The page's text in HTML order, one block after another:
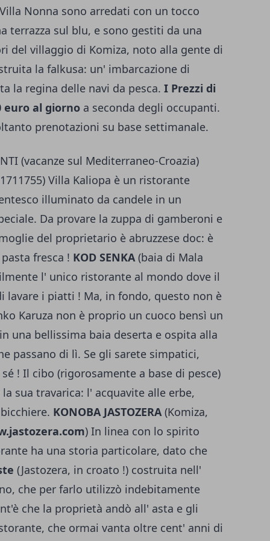
Nonna sono arredati con un tocco
terrazza sul blu, e sono gestiti da una
del villaggio di Komiza, noto alla gente di
la falkusa: un' imbarcazione di
la regina delle navi da pesca. I Prezzi di
euro al giorno a seconda degli occupanti.
prenotazioni su base settimanale.
(vacanze sul Mediterraneo-Croazia)
Villa Kaliopa è un ristorante
illuminato da candele in un
Da provare la zuppa di gamberoni e
del proprietario è abruzzese doc: è
fresca ! KOD SENKA(baia di Mala
l' unico ristorante al mondo dove il
lavare i piatti ! Ma, in fondo, questo non è
Karuza non è proprio un cuoco bensì un
una bellissima baia deserta e ospita alla
passano di lì. Se gli sarete simpatici,
! Il cibo (rigorosamente a base di pesce)
sua travarica: l' acquavite alle erbe,
KONOBA JASTOZERA(Komiza,
) In linea con lo spirito
ha una storia particolare, dato che
(Jastozera, in croato !) costruita nell'
che per farlo utilizzò indebitamente
che la proprietà andò all' asta e gli
che ormai vanta oltre cent' anni di